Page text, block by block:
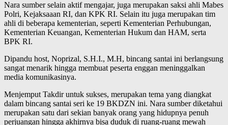
Nara sumber selain aktif mengajar, juga merupakan saksi ahli Mabes
Polri, Kejaksaaan RI, dan KPK RI. Selain itu juga merupakan tim
ahli di beberapa kementerian, seperti Kementerian Perhubungan,
Kementerian Keuangan, Kementerian Hukum dan HAM, serta
BPK RI.
Dipandu host, Noprizal, S.H.I., M.H, bincang santai ini berlangsung
sangat menarik hingga membuat peserta enggan meninggalkan
media komunikasinya.
Menjemput Takdir untuk sukses, merupakan tema yang diangkat
dalam bincang santai seri ke 19 BKDZN ini. Nara sumber diketahui
merupakan satu dari sekian banyak orang yang hidupnya penuh
perjuangan hingga akhirnya bisa duduk di ruang-ruang mewah